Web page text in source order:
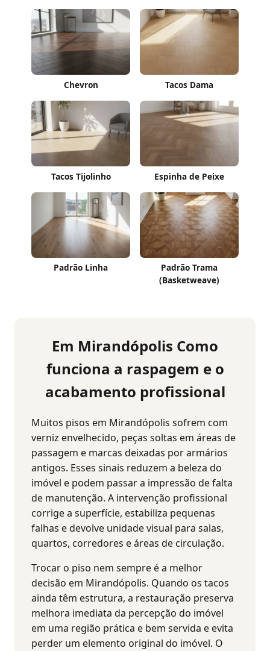
Chevron Tacos Dama
Tacos Tijolinho Espinha de Peixe
Padrão Linha
Padrão Trama
(Basketweave)
Em Mirandópolis Como
funciona a raspagem e o
acabamento profissional
Muitos pisos em Mirandópolis sofrem com
verniz envelhecido, peças soltas em áreas de
passagem e marcas deixadas por armários
antigos. Esses sinais reduzem a beleza do
imóvel e podem passar a impressão de falta
de manutenção. A intervenção profissional
corrige a superfície, estabiliza pequenas
falhas e devolve unidade visual para salas,
quartos, corredores e áreas de circulação.
Trocar o piso nem sempre é a melhor
decisão em Mirandópolis. Quando os tacos
ainda têm estrutura, a restauração preserva
melhora imediata da percepção do imóvel
em uma região prática e bem servida e evita
perder um elemento original do imóvel. O